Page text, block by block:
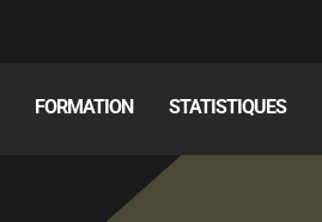
FORMATION STATISTIQUES